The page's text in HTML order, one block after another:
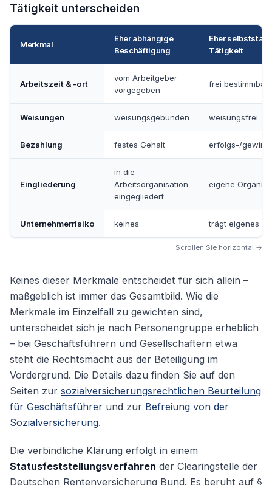
Tätigkeit unterscheiden
Merkmal
Eher abhängige
Beschäftigung
Eher
Tätigkeit
Arbeitszeit & -ort
vom Arbeitgeber
vorgegeben
frei bestimmbar
Weisungen weisungsgebunden weisungsfrei
Bezahlung festes Gehalt erfolgs-/
Eingliederung
in die
Arbeitsorganisation
eingegliedert
eigene
Unternehmerrisiko keines trägt eigenes
Scrollen Sie horizontal →
Keines dieser Merkmale entscheidet für sich allein –
maßgeblich ist immer das Gesamtbild. Wie die
Merkmale im Einzelfall zu gewichten sind,
unterscheidet sich je nach Personengruppe erheblich
– bei Geschäftsführern und Gesellschaftern etwa
steht die Rechtsmacht aus der Beteiligung im
Vordergrund. Die Details dazu finden Sie auf den
Seiten zur sozialversicherungsrechtlichen Beurteilung
für Geschäftsführer und zur Befreiung von der
Sozialversicherung.
Die verbindliche Klärung erfolgt in einem
Statusfeststellungsverfahren der Clearingstelle der
Deutschen Rentenversicherung Bund. Es beruht auf §